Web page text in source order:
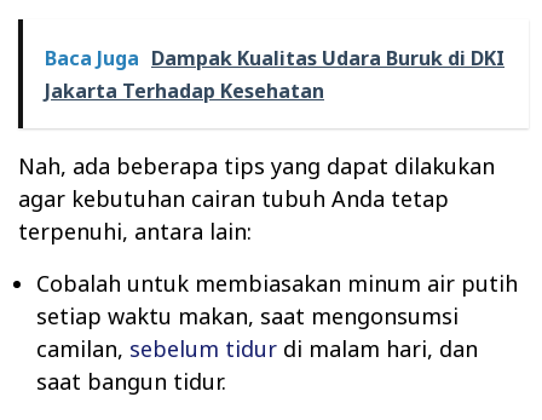
Baca Juga Dampak Kualitas Udara Buruk di DKI
Jakarta Terhadap Kesehatan
Nah, ada beberapa tips yang dapat dilakukan
agar kebutuhan cairan tubuh Anda tetap
terpenuhi, antara lain:
Cobalah untuk membiasakan minum air putih
setiap waktu makan, saat mengonsumsi
camilan, sebelum tidur di malam hari, dan
saat bangun tidur.